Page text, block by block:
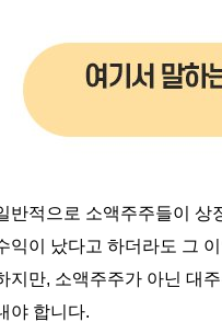
반적으로 소액주주들이 상
익이 났다고 하더라도 그
지만, 소액주주가 아닌 대
야 합니다.